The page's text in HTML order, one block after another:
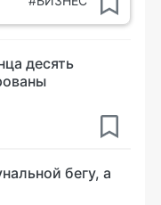
десять
бегу, а